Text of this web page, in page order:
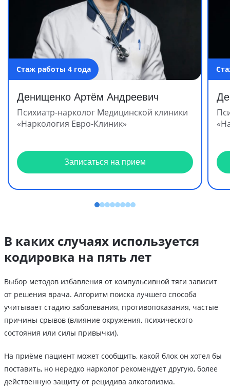
Стаж работы 4 года
Денищенко Артём Андреевич
Психиатр-нарколог Медицинской клиники
«Наркология Евро-Клиник»
Записаться на прием
В каких случаях используется
кодировка на пять лет
Выбор методов избавления от компульсивной тяги зависит
от решения врача. Алгоритм поиска лучшего способа
учитывает стадию заболевания, противопоказания, частые
причины срывов (влияние окружения, психического
состояния или силы привычки).
На приёме пациент может сообщить, какой блок он хотел бы
поставить, но нередко нарколог рекомендует другую, более
действенную защиту от рецидива алкоголизма.